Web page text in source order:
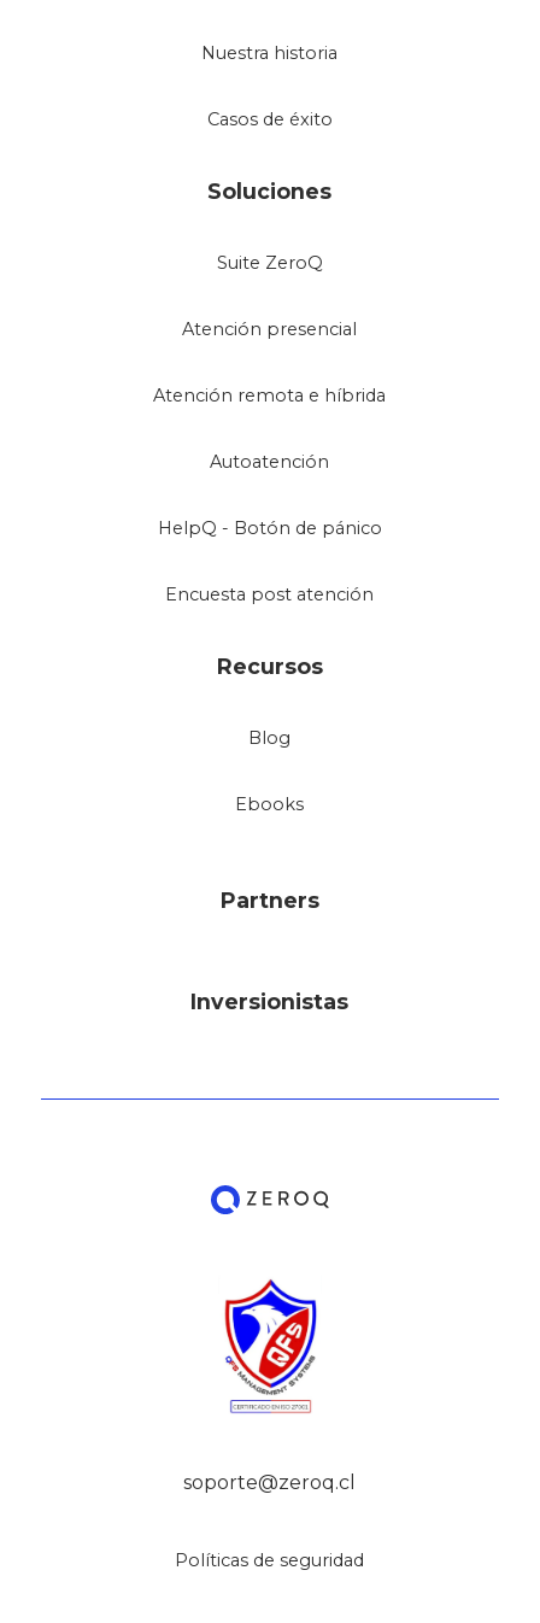
Nuestra historia
Casos de éxito
Soluciones
Suite ZeroQ
Atención presencial
Atención remota e híbrida
Autoatención
HelpQ - Botón de pánico
Encuesta post atención
Recursos
Blog
Ebooks
Partners
Inversionistas
soporte@zeroq.cl
Políticas de seguridad